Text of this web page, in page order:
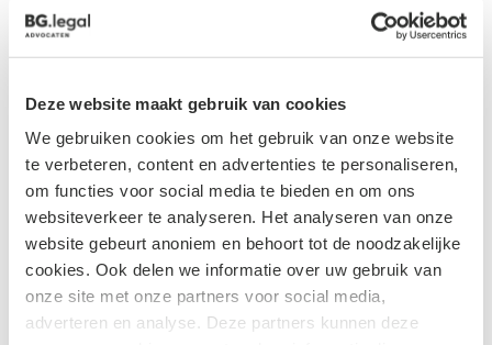
Deze website maakt gebruik van cookies
We gebruiken cookies om het gebruik van onze website
te verbeteren, content en advertenties te personaliseren,
om functies voor social media te bieden en om ons
websiteverkeer te analyseren. Het analyseren van onze
website gebeurt anoniem en behoort tot de noodzakelijke
cookies. Ook delen we informatie over uw gebruik van
onze site met onze partners voor social media,
adverteren en analyse. Deze partners kunnen deze
eisen van de Wdo? Ondanks dat de wet nog niet in
werking is getreden is het goed om nu al actie te
ondernemen. Er zal een overgangstermijn komen maar
beperkte overgangstermijn krijgt. Door nu alvast actie
te ondernemen en uw organisatie voor te bereiden op
de veranderingen die de Wet digitale overheid met zich
brengt, kunt u als zorgaanbieder niet alleen voldoen aan
de eisen van de wet, maar ook bijdragen aan een
veiligere en betrouwbaardere digitale zorgomgeving
voor uw patiënten. Heeft u vragen neem dan contact
op metéén van onze specialisten.